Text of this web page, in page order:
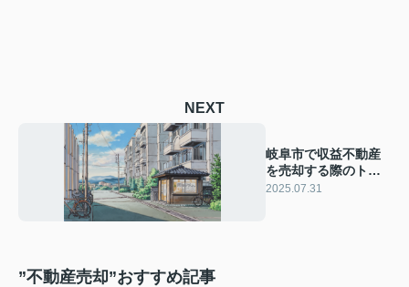
NEXT
岐阜市で収益不動産
を売却する際のトラ
ブルは？注意点や未
2025.07.31
”不動産売却”おすすめ記事